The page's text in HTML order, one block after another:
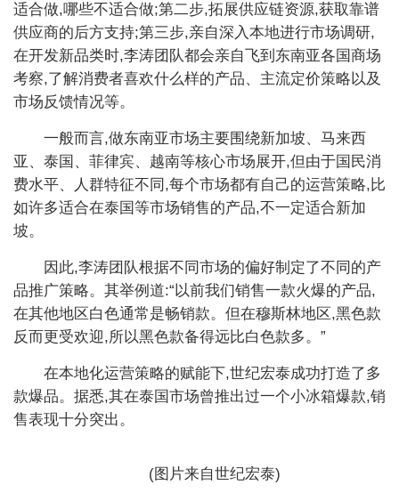
适合做,哪些不适合做;第二步,拓展供应链资源,获取靠谱
供应商的后方支持;第三步,亲自深入本地进行市场调研,
在开发新品类时,李涛团队都会亲自飞到东南亚各国商场
考察,了解消费者喜欢什么样的产品、主流定价策略以及
市场反馈情况等。
一般而言,做东南亚市场主要围绕新加坡、马来西
亚、泰国、菲律宾、越南等核心市场展开,但由于国民消
费水平、人群特征不同,每个市场都有自己的运营策略,比
如许多适合在泰国等市场销售的产品,不一定适合新加
坡。
因此,李涛团队根据不同市场的偏好制定了不同的产
品推广策略。其举例道:“以前我们销售一款火爆的产品,
在其他地区白色通常是畅销款。但在穆斯林地区,黑色款
反而更受欢迎,所以黑色款备得远比白色款多。”
在本地化运营策略的赋能下,世纪宏泰成功打造了多
款爆品。据悉,其在泰国市场曾推出过一个小冰箱爆款,销
售表现十分突出。
(图片来自世纪宏泰)